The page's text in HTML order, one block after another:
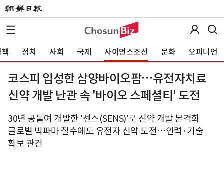
정치 사회 국제 사이언스조선 문화 오피니언
코스피 입성한 삼양바이오팜…유전자치료
신약 개발 난관 속 '바이오 스페셜티' 도전
30년 공들여 개발한 '센스(SENS)'로 신약 개발 본격화
글로벌 빅파마 철수에도 유전자 신약 도전…인력·기술
확보 관건